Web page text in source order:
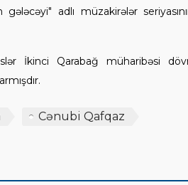
gələcəyi" adlı müzakirələr
İkinci Qarabağ müharibəsi
Cənubi Qafqaz